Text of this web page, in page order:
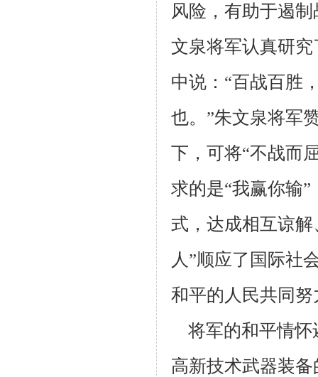
风险，有助于遏
文泉将军认真研
中说：“百战百胜
也。”朱文泉将军
下，可将“不战而
求的是“我赢你输”
式，达成相互谅
人”顺应了国际社
和平的人民共同
将军的和平情怀
高新技术武器装